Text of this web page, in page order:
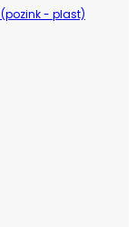
- plast)